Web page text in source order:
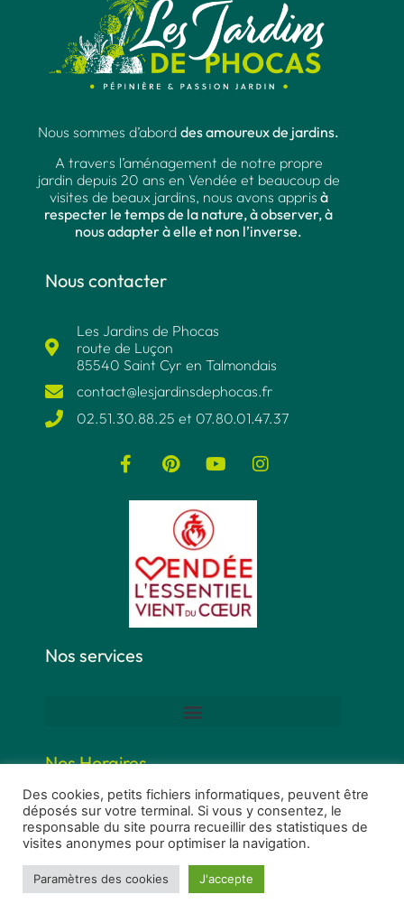
Nous sommes d’abord des amoureux de jardins.
A travers l’aménagement de notre propre
jardin depuis 20 ans en Vendée et beaucoup de
visites de beaux jardins, nous avons appris à
respecter le temps de la nature, à observer, à
nous adapter à elle et non l’inverse.
Nous contacter
Les Jardins de Phocas
route de Luçon
85540 Saint Cyr en Talmondais
contact@lesjardinsdephocas.fr​
02.51.30.88.25 et 07.80.01.47.37​
Nos services
Nos Horaires
Ⓒ 2022 - Tous Droits Réservés
Des cookies, petits fichiers informatiques, peuvent être
déposés sur votre terminal. Si vous y consentez, le
responsable du site pourra recueillir des statistiques de
visites anonymes pour optimiser la navigation.
Paramètres des cookies J'accepte